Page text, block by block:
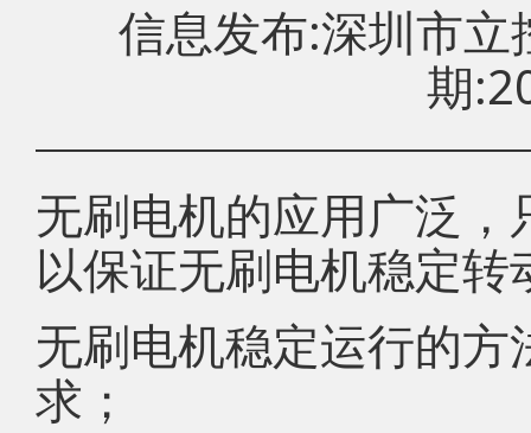
信息发布:深圳市
期
无刷电机的应用广泛
以保证无刷电机稳定转
无刷电机稳定运行的
求；